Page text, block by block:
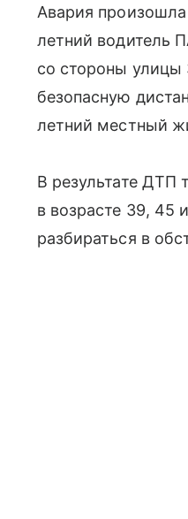
Авария
летний водитель
со стороны улицы
безопасную
летний местный
В результате ДТП
в возрасте 39, 45
разбираться в